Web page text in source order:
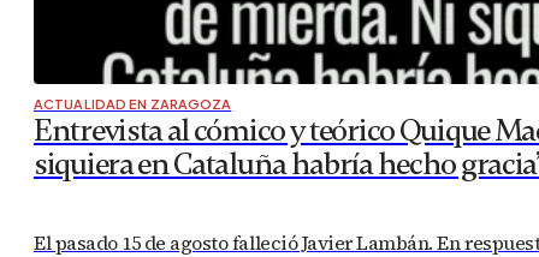
ACTUALIDAD EN ZARAGOZA
Entrevista al cómico y teórico Quique
siquiera en Cataluña habría hecho
El pasado 15 de agosto falleció Javier Lambán. En